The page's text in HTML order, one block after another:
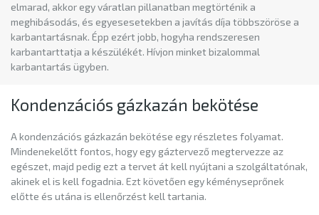
elmarad, akkor egy váratlan pillanatban megtörténik a
meghibásodás, és egyesesetekben a javítás díja többszöröse a
karbantartásnak. Épp ezért jobb, hogyha rendszeresen
karbantarttatja a készülékét. Hívjon minket bizalommal
karbantartás ügyben.
Kondenzációs gázkazán bekötése
A kondenzációs gázkazán bekötése egy részletes folyamat.
Mindenekelőtt fontos, hogy egy gáztervező megtervezze az
egészet, majd pedig ezt a tervet át kell nyújtani a szolgáltatónak,
akinek el is kell fogadnia. Ezt követően egy kéményseprőnek
előtte és utána is ellenőrzést kell tartania.